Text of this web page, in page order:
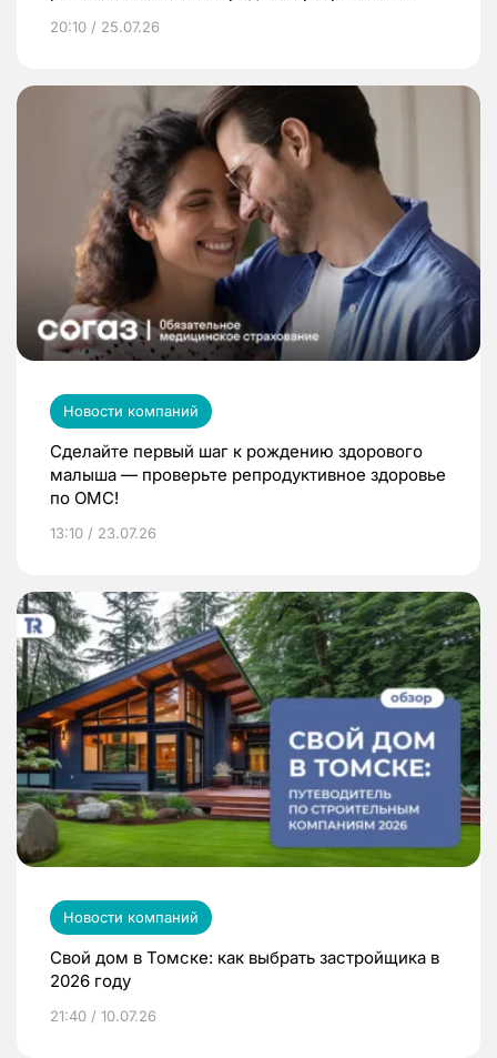
20:10 / 25.07.26
Новости компаний
Сделайте первый шаг к рождению здорового
малыша — проверьте репродуктивное здоровье
по ОМС!
13:10 / 23.07.26
Новости компаний
Свой дом в Томске: как выбрать застройщика в
2026 году
21:40 / 10.07.26